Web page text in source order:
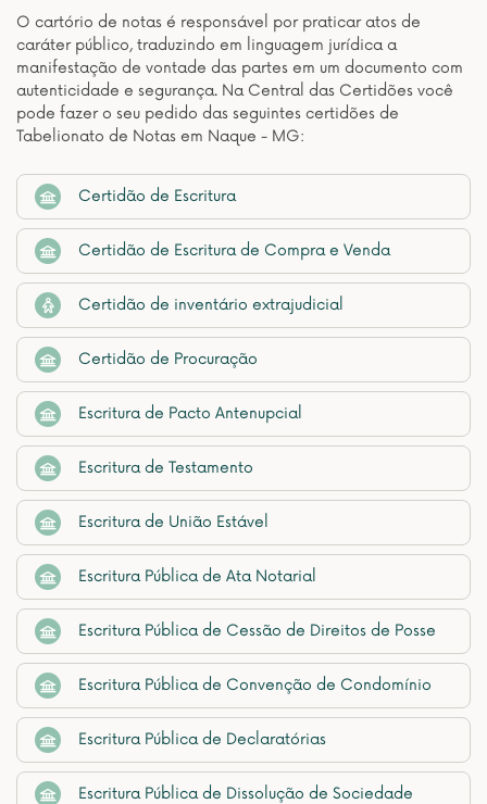
O cartório de notas é responsável por praticar atos de
caráter público, traduzindo em linguagem jurídica a
manifestação de vontade das partes em um documento com
autenticidade e segurança. Na Central das Certidões você
pode fazer o seu pedido das seguintes certidões de
Tabelionato de Notas em Naque - MG:
Certidão de Escritura
Certidão de Escritura de Compra e Venda
Certidão de inventário extrajudicial
Certidão de Procuração
Escritura de Pacto Antenupcial
Escritura de Testamento
Escritura de União Estável
Escritura Pública de Ata Notarial
Escritura Pública de Cessão de Direitos de Posse
Escritura Pública de Convenção de Condomínio
Escritura Pública de Declaratórias
Escritura Pública de Dissolução de Sociedade